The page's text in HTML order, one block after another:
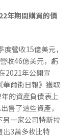
年期間購買的價
營收15億美元，
收46億美元，虧
2021年公開宣
爾街日報》獲取
的資產負債表上
售了這些資產，
另一家公司特斯拉
出3萬多枚比特